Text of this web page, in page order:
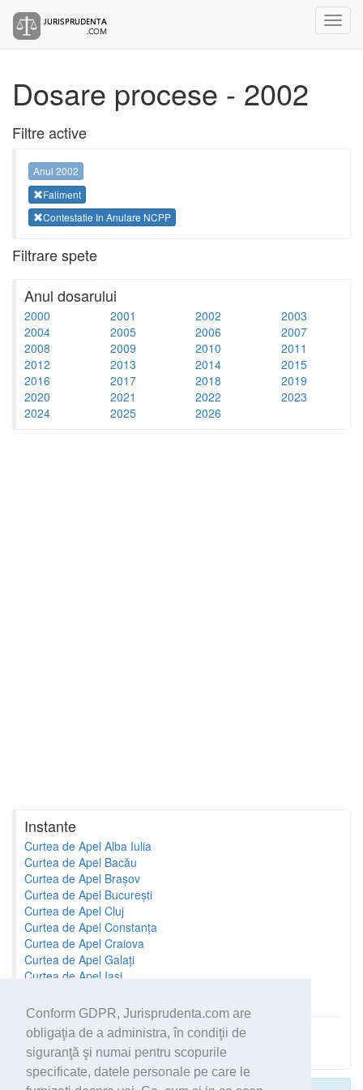
Conform GDPR, Jurisprudenta.com are
obligaţia de a administra, în condiţii de
siguranţă şi numai pentru scopurile
specificate, datele personale pe care le
Dosare procese - 2002
Filtre active
Anul 2002
Faliment
Contestatie In Anulare NCPP
Filtrare spete
Anul dosarului
2000 2001 2002
2003
2004
2005 2006
2007
2008
2009 2010
2011
2012
2013 2014
2015
2016
2017 2018
2019
2020
2021 2022
2023
2024
2025 2026
Instante
Curtea de Apel Alba Iulia
Curtea de Apel Bacău
Curtea de Apel Brașov
Curtea de Apel București
Curtea de Apel Cluj
Curtea de Apel Constanța
Curtea de Apel Craiova
Curtea de Apel Galați
Curtea de Apel Iași
Toate instantele